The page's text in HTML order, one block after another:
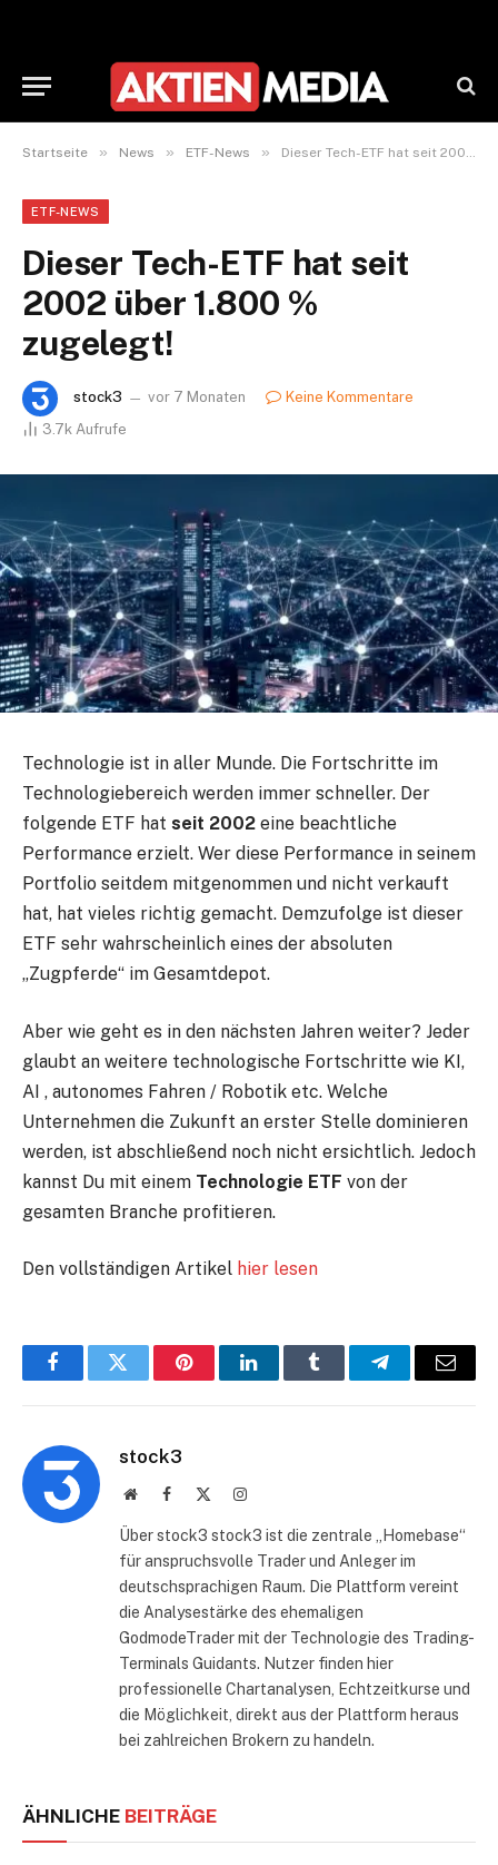
Startseite » News » ETF-News » Dieser Tech-ETF hat seit 2002 über 1.800 % zugelegt!
ETF-NEWS
Dieser Tech-ETF hat seit
2002 über 1.800 %
zugelegt!
stock3 vor 7 Monaten
Keine Kommentare
3.7k Aufrufe
Technologie ist in aller Munde. Die Fortschritte im
Technologiebereich werden immer schneller. Der
folgende ETF hat seit 2002 eine beachtliche
Performance erzielt. Wer diese Performance in seinem
Portfolio seitdem mitgenommen und nicht verkauft
hat, hat vieles richtig gemacht. Demzufolge ist dieser
ETF sehr wahrscheinlich eines der absoluten
„Zugpferde“ im Gesamtdepot.
Aber wie geht es in den nächsten Jahren weiter? Jeder
glaubt an weitere technologische Fortschritte wie KI,
AI , autonomes Fahren / Robotik etc. Welche
Unternehmen die Zukunft an erster Stelle dominieren
werden, ist abschließend noch nicht ersichtlich. Jedoch
kannst Du mit einem Technologie ETF von der
gesamten Branche profitieren.
Den vollständigen Artikel hier lesen
FacebookTwitter PinterestLinkedInTumblr TelegramE-
stock3
WebsiteFacebook Instagram
Über stock3 stock3 ist die zentrale „Homebase“
für anspruchsvolle Trader und Anleger im
deutschsprachigen Raum. Die Plattform vereint
die Analysestärke des ehemaligen
GodmodeTrader mit der Technologie des Trading-
Terminals Guidants. Nutzer finden hier
professionelle Chartanalysen, Echtzeitkurse und
die Möglichkeit, direkt aus der Plattform heraus
bei zahlreichen Brokern zu handeln.
ÄHNLICHE BEITRÄGE